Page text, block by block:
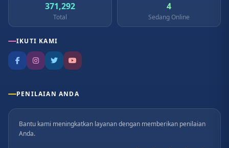
371,292
Total
4
Sedang Online
IKUTI KAMI
PENILAIAN ANDA
Bantu kami meningkatkan layanan dengan memberikan penilaian
Anda.